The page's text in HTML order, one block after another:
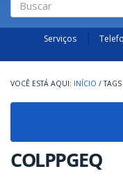
Buscar
Serviços
INÍCIO / TAGS
COLPPGEQ